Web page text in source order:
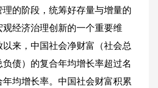
理的阶段，统筹好存量与增量的
观经济治理创新的一个重要维
以来，中国社会净财富（社会总
债）的复合年均增长率超过名
年均增长率。中国社会财富积累